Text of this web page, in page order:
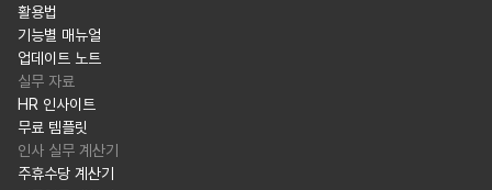
활용법
기능별 매뉴얼
업데이트 노트
실무 자료
HR 인사이트
무료 템플릿
인사 실무 계산기
주휴수당 계산기